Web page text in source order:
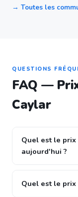
→ Toutes les
QUESTIONS
FAQ —
Caylar
Quel est le prix
aujourd'hui ?
Quel est le prix